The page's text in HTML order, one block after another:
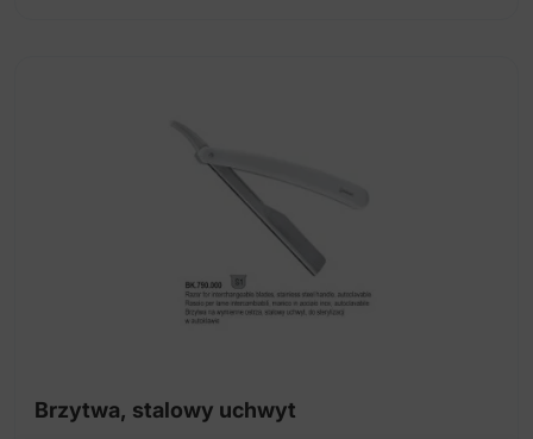
Narzędzi do usuwania zaskórniaków
Nożyczki do bandaża
Nożyczki do pedicure
Brzytwa, stalowy uchwyt